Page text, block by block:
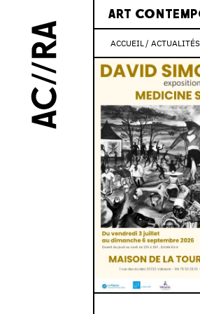
ART
ACCUEIL ACTUALITÉS